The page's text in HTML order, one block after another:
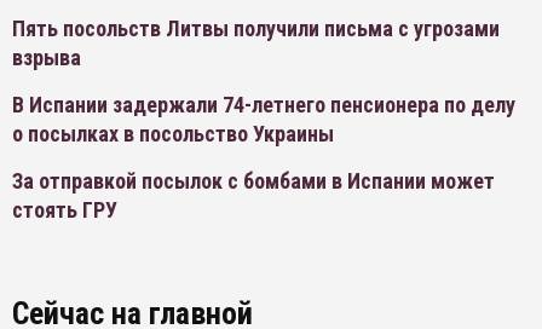
Пять посольств Литвы получили письма с угрозами
взрыва
В Испании задержали 74-летнего пенсионера по делу
о посылках в посольство Украины
За отправкой посылок с бомбами в Испании может
стоять ГРУ
Сейчас на главной